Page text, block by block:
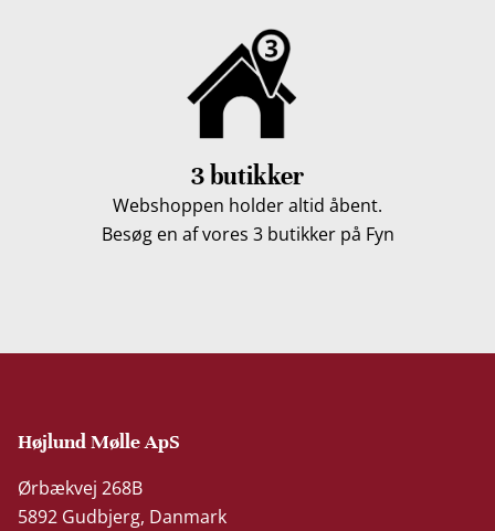
3 butikker
Webshoppen holder altid åbent.
Besøg en af vores 3 butikker på Fyn
Højlund Mølle ApS
Ørbækvej 268B
5892 Gudbjerg, Danmark